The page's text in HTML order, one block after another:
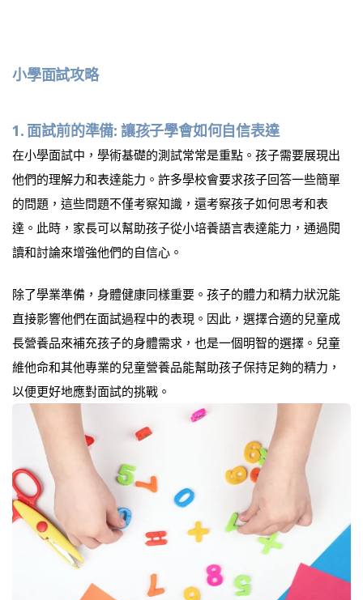
小學面試攻略
1. 面試前的準備: 讓孩子學會如何自信表達
在小學面試中，學術基礎的測試常常是重點。孩子需要展現出
他們的理解力和表達能力。許多學校會要求孩子回答一些簡單
的問題，這些問題不僅考察知識，還考察孩子如何思考和表
達。此時，家長可以幫助孩子從小培養語言表達能力，通過閱
讀和討論來增強他們的自信心。
除了學業準備，身體健康同樣重要。孩子的體力和精力狀況能
直接影響他們在面試過程中的表現。因此，選擇合適的兒童成
長營養品來補充孩子的身體需求，也是一個明智的選擇。兒童
維他命和其他專業的兒童營養品能幫助孩子保持足夠的精力，
以便更好地應對面試的挑戰。